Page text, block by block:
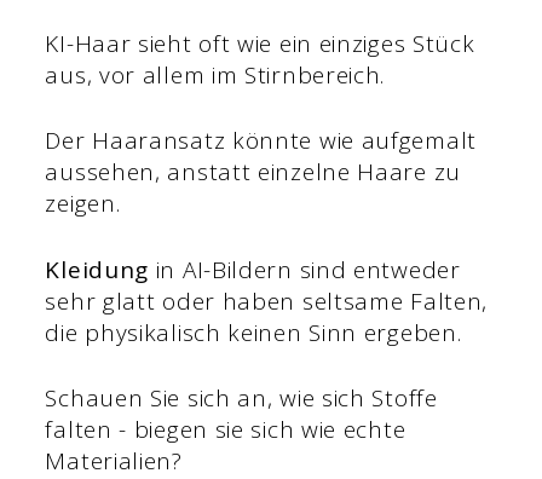
KI-Haar sieht oft wie ein einziges Stück
aus, vor allem im Stirnbereich.
Der Haaransatz könnte wie aufgemalt
aussehen, anstatt einzelne Haare zu
zeigen.
Kleidung in AI-Bildern sind entweder
sehr glatt oder haben seltsame Falten,
die physikalisch keinen Sinn ergeben.
Schauen Sie sich an, wie sich Stoffe
falten - biegen sie sich wie echte
Materialien?